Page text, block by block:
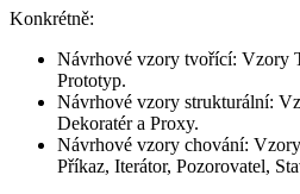
Konkrétně:
Návrhové vzory tvořící: Vzory
Prototyp.
Návrhové vzory strukturální:
Dekoratér a Proxy.
Návrhové vzory chování:
Příkaz, Iterátor, Pozorovatel,